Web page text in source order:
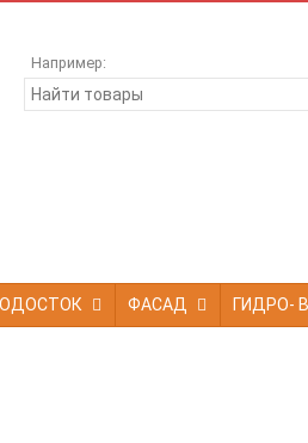
Например:
ФАСАД ГИДРО-